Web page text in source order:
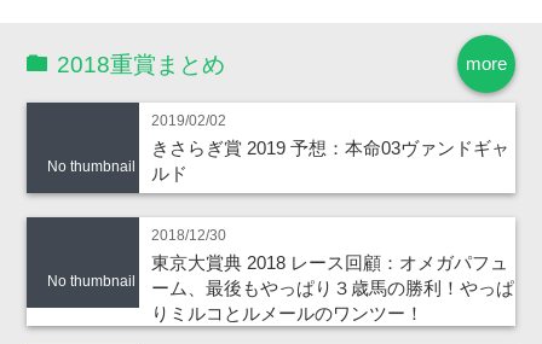
more
2018重賞まとめ
No thumbnail
2019/02/02
きさらぎ賞 2019 予想：本命03ヴァンドギャ
ルド
No thumbnail
2018/12/30
東京大賞典 2018 レース回顧：オメガパフュ
ーム、最後もやっぱり３歳馬の勝利！やっぱ
りミルコとルメールのワンツー！